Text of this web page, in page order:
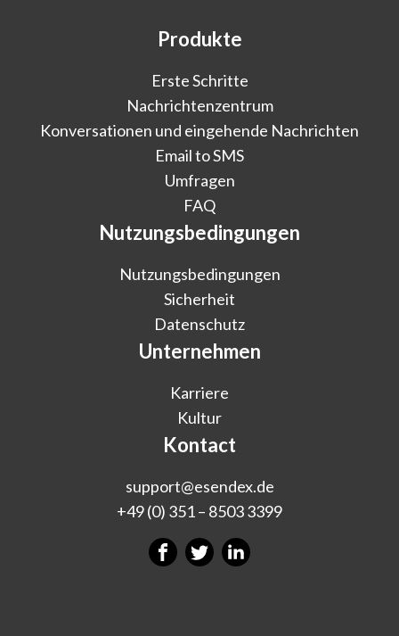
Produkte
Erste Schritte
Nachrichtenzentrum
Konversationen und eingehende Nachrichten
Email to SMS
Umfragen
FAQ
Nutzungsbedingungen
Nutzungsbedingungen
Sicherheit
Datenschutz
Unternehmen
Karriere
Kultur
Kontact
support@esendex.de
+49 (0) 351 – 8503 3399